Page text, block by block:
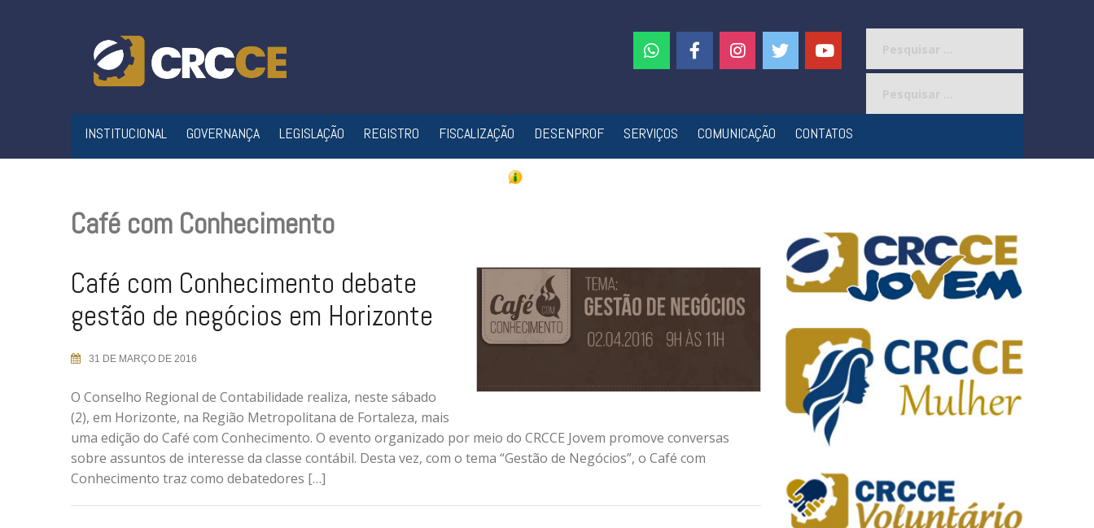
INSTITUCIONAL GOVERNANÇA LEGISLAÇÃO REGISTRO FISCALIZAÇÃO DESENPROF SERVIÇOS COMUNICAÇÃO CONTATOS
Café com Conhecimento
Café com Conhecimento debate
gestão de negócios em Horizonte
31 DE MARÇO DE 2016
O Conselho Regional de Contabilidade realiza, neste sábado
(2), em Horizonte, na Região Metropolitana de Fortaleza, mais
uma edição do Café com Conhecimento. O evento organizado por meio do CRCCE Jovem promove conversas
sobre assuntos de interesse da classe contábil. Desta vez, com o tema “Gestão de Negócios”, o Café com
Conhecimento traz como debatedores […]